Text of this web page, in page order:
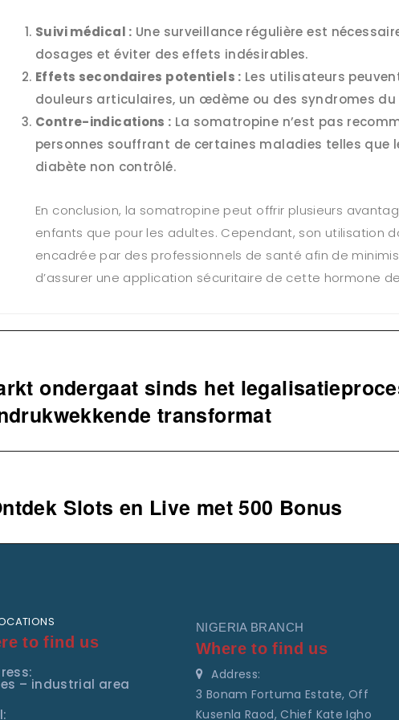
Suivi médical : Une surveillance régulière est
dosages et éviter des effets indésirables.
Effets secondaires potentiels : Les utilisateurs
douleurs articulaires, un œdème ou des syndromes
Contre-indications : La somatropine n’est pas
personnes souffrant de certaines maladies telles que
diabète non contrôlé.
En conclusion, la somatropine peut offrir plusieurs
enfants que pour les adultes. Cependant, son utilisation
encadrée par des professionnels de santé afin de
d’assurer une application sécuritaire de cette hormone
ondergaat sinds het
transformat
Slots en Live met 500 Bonus
to find us
– industrial area
NIGERIA BRANCH
Where to find us
Address:
3 Bonam Fortuma Estate, Off
Kusenla Raod, Chief Kate Igho